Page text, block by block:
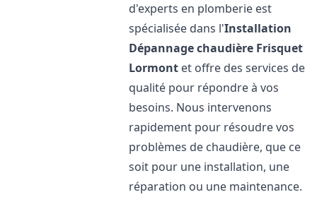
d'experts en plomberie est
spécialisée dans l'Installation
Dépannage chaudière Frisquet
Lormont et offre des services de
qualité pour répondre à vos
besoins. Nous intervenons
rapidement pour résoudre vos
problèmes de chaudière, que ce
soit pour une installation, une
réparation ou une maintenance.